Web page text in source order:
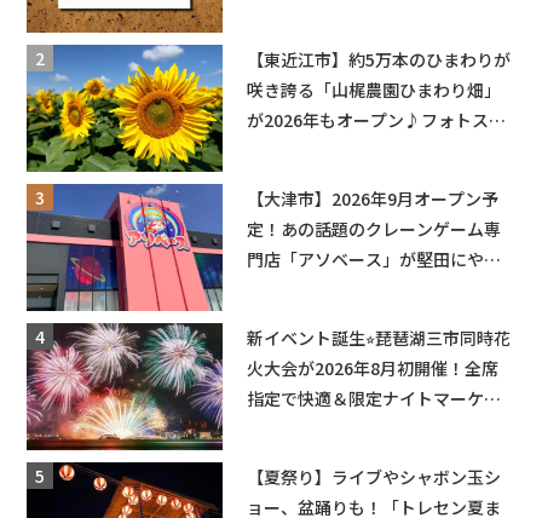
【東近江市】約5万本のひまわりが
咲き誇る「山梶農園ひまわり畑」
が2026年もオープン♪フォトスポ
【大津市】2026年9月オープン予
定！あの話題のクレーンゲーム専
門店「アソベース」が堅田にやっ
新イベント誕生⭐︎琵琶湖三市同時花
火大会が2026年8月初開催！全席
指定で快適＆限定ナイトマーケッ
【夏祭り】ライブやシャボン玉シ
ョー、盆踊りも！「トレセン夏ま